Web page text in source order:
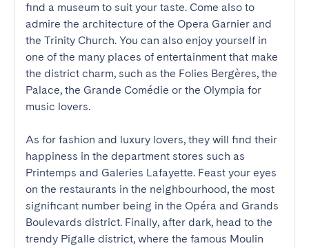
find a museum to suit your taste. Come also to
admire the architecture of the Opera Garnier and
the Trinity Church. You can also enjoy yourself in
one of the many places of entertainment that make
the district charm, such as the Folies Bergères, the
Palace, the Grande Comédie or the Olympia for
music lovers.
As for fashion and luxury lovers, they will find their
happiness in the department stores such as
Printemps and Galeries Lafayette. Feast your eyes
on the restaurants in the neighbourhood, the most
significant number being in the Opéra and Grands
Boulevards district. Finally, after dark, head to the
trendy Pigalle district, where the famous Moulin